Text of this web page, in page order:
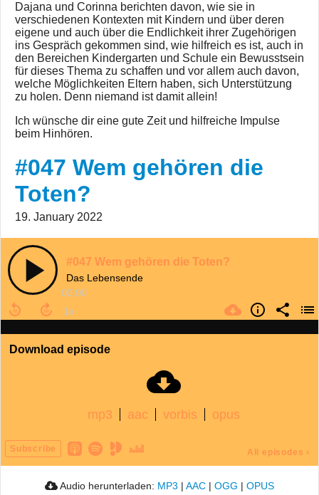
Dajana und Corinna berichten davon, wie sie in
verschiedenen Kontexten mit Kindern und über deren
eigene und auch über die Endlichkeit ihrer Zugehörigen
ins Gespräch gekommen sind, wie hilfreich es ist, auch in
den Bereichen Kindergarten und Schule ein Bewusstsein
für dieses Thema zu schaffen und vor allem auch davon,
welche Möglichkeiten Eltern haben, sich Unterstützung
zu holen. Denn niemand ist damit allein!
Ich wünsche dir eine gute Zeit und hilfreiche Impulse
beim Hinhören.
#047 Wem gehören die
Toten?
19. January 2022
#047 Wem gehören die Toten?
Das Lebensende
00:00
Download episode
mp3 aac vorbis opus
Subscribe All episodes ›
Audio herunterladen: MP3 | AAC | OGG | OPUS